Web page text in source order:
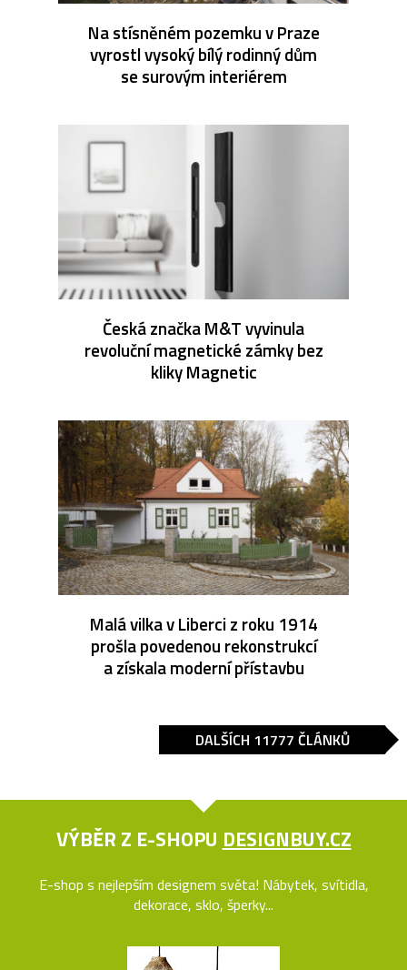
Na stísněném pozemku v Praze
vyrostl vysoký bílý rodinný dům
se surovým interiérem
Česká značka M&T vyvinula
revoluční magnetické zámky bez
kliky Magnetic
Malá vilka v Liberci z roku 1914
prošla povedenou rekonstrukcí
a získala moderní přístavbu
DALŠÍCH 11777 ČLÁNKŮ
VÝBĚR Z E-SHOPU DESIGNBUY.CZ
E-shop s nejlepším designem světa! Nábytek, svítidla,
dekorace, sklo, šperky...